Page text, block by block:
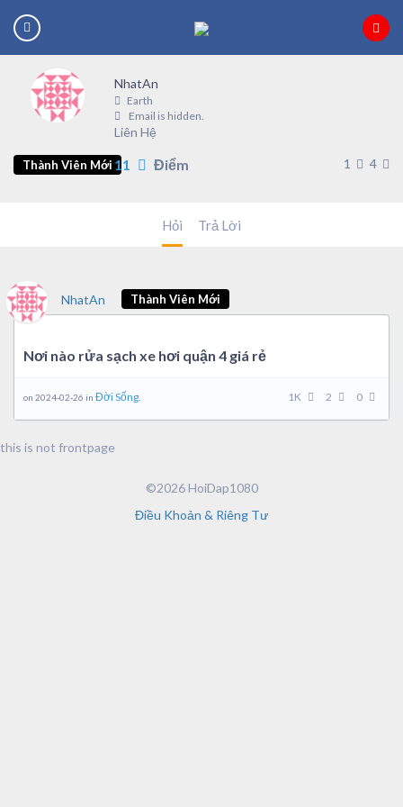
NhatAn
Earth
Email is hidden.
Liên Hệ
Thành Viên Mới 11 Điểm 1 4
Hỏi Trả Lời
NhatAn Thành Viên Mới
Nơi nào rửa sạch xe hơi quận 4 giá rẻ
on 2024-02-26 in Đời Sống. 1K 2 0
this is not frontpage
©2026 HoiDap1080
Điều Khoản & Riêng Tư